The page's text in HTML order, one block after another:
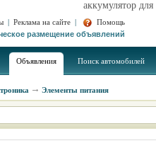
аккумулятор
| Реклама на сайте |
Помощь
размещение объявлений
Объявления Поиск автомобилей
Элементы питания